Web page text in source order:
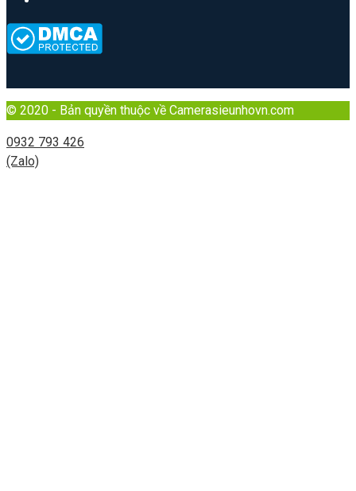
© 2020 - Bản quyền thuộc về Camerasieunhovn.com
0932 793 426
(Zalo)